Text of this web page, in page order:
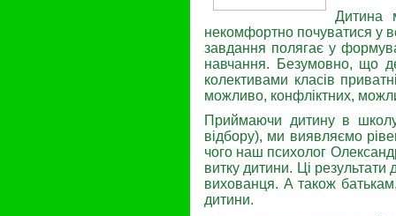
Дитина
некомфортно почуватися у
завдання полягає у
навчання. Без­умовно, що
колек­тивами класів
можливо, конфліктних,
Приймаючи дитину в
відбору), ми виявляємо
чого наш психолог
витку дитини. Ці результати
вихованця. А також
дитини.